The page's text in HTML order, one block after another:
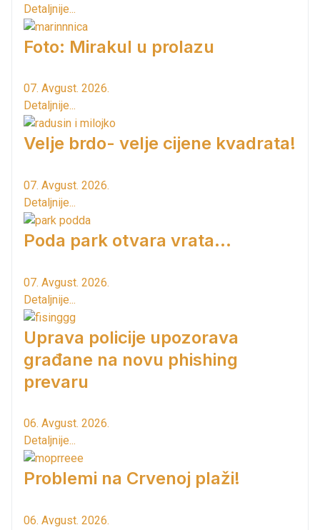
Detaljnije...
Foto: Mirakul u prolazu
07. Avgust. 2026.
Detaljnije...
Velje brdo- velje cijene kvadrata!
07. Avgust. 2026.
Detaljnije...
Poda park otvara vrata...
07. Avgust. 2026.
Detaljnije...
Uprava policije upozorava
građane na novu phishing
prevaru
06. Avgust. 2026.
Detaljnije...
Problemi na Crvenoj plaži!
06. Avgust. 2026.